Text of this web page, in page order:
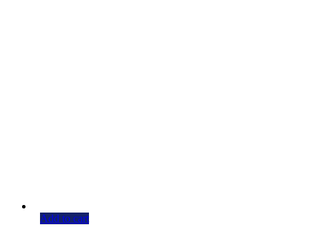
Add to cart